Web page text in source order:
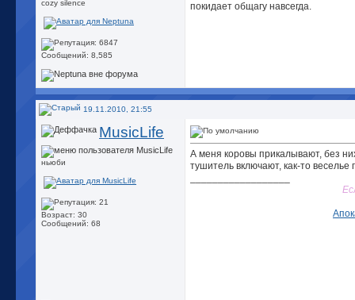
cozy silence
Сообщений: 8,585
покидает общагу навсегда.
19.11.2010, 21:55
MusicLife
ньюби
Возраст: 30
Сообщений: 68
А меня коровы прикалывают, без
тушитель включают, как-то веселье